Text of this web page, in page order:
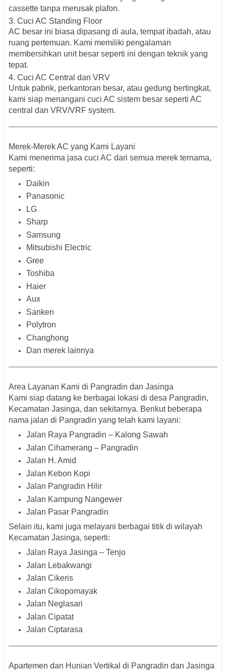
cassette tanpa merusak plafon.
3. Cuci AC Standing Floor
AC besar ini biasa dipasang di aula, tempat ibadah, atau
ruang pertemuan. Kami memiliki pengalaman
membersihkan unit besar seperti ini dengan teknik yang
tepat.
4. Cuci AC Central dan VRV
Untuk pabrik, perkantoran besar, atau gedung bertingkat,
kami siap menangani cuci AC sistem besar seperti AC
central dan VRV/VRF system.
Merek-Merek AC yang Kami Layani
Kami menerima jasa cuci AC dari semua merek ternama,
seperti:
Daikin
Panasonic
LG
Sharp
Samsung
Mitsubishi Electric
Gree
Toshiba
Haier
Aux
Sanken
Polytron
Changhong
Dan merek lainnya
Area Layanan Kami di Pangradin dan Jasinga
Kami siap datang ke berbagai lokasi di desa Pangradin,
Kecamatan Jasinga, dan sekitarnya. Berikut beberapa
nama jalan di Pangradin yang telah kami layani:
Jalan Raya Pangradin – Kalong Sawah
Jalan Cihamerang – Pangradin
Jalan H. Amid
Jalan Kebon Kopi
Jalan Pangradin Hilir
Jalan Kampung Nangewer
Jalan Pasar Pangradin
Selain itu, kami juga melayani berbagai titik di wilayah
Kecamatan Jasinga, seperti:
Jalan Raya Jasinga – Tenjo
Jalan Lebakwangi
Jalan Cikeris
Jalan Cikopomayak
Jalan Neglasari
Jalan Cipatat
Jalan Ciptarasa
Apartemen dan Hunian Vertikal di Pangradin dan Jasinga